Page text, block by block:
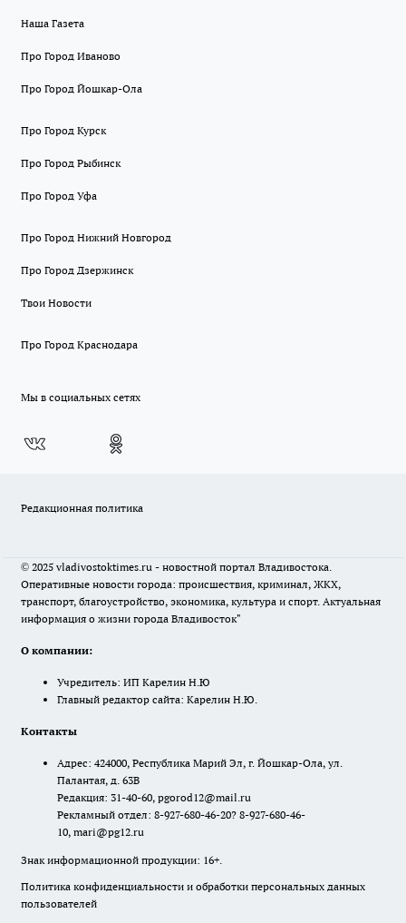
Наша Газета
Про Город Иваново
Про Город Йошкар-Ола
Про Город Курск
Про Город Рыбинск
Про Город Уфа
Про Город Нижний Новгород
Про Город Дзержинск
Твои Новости
Про Город Краснодара
Мы в социальных сетях
Редакционная политика
© 2025 vladivostoktimes.ru - новостной портал Владивостока.
Оперативные новости города: происшествия, криминал, ЖКХ,
транспорт, благоустройство, экономика, культура и спорт. Актуальная
информация о жизни города Владивосток"
О компании:
Учредитель: ИП Карелин Н.Ю
Главный редактор сайта: Карелин Н.Ю.
Контакты
Адрес: 424000, Республика Марий Эл, г. Йошкар-Ола, ул.
Палантая, д. 63В
Редакция: 31-40-60, pgorod12@mail.ru
Рекламный отдел: 8-927-680-46-20? 8-927-680-46-
10, mari@pg12.ru
Знак информационной продукции: 16+.
Политика конфиденциальности и обработки персональных данных
пользователей